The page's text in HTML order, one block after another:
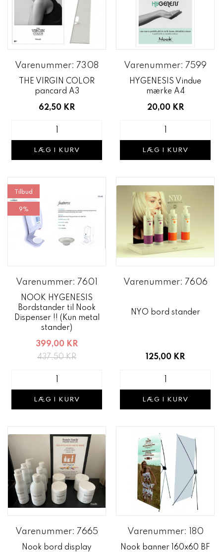
Varenummer: 7308
THE VIRGIN COLOR
pancard A3
62,50 KR
LÆG I KURV
Varenummer: 7599
HYGENESIS Vindue
mærke A4
20,00 KR
LÆG I KURV
Tilbud
9%
Varenummer: 7601
NOOK HYGENESIS
Bordstander til Nook
Dispenser !! (Kun metal
stander)
399,00 KR
437,50 KR
LÆG I KURV
Varenummer: 7606
NYO bord stander
125,00 KR
LÆG I KURV
Varenummer: 7665
Nook bord display
Varenummer: 180
Nook banner 160x60 BF